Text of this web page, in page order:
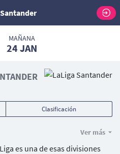
MAÑANA
24 JAN
Clasificación
Ver más
es una de esas divisiones